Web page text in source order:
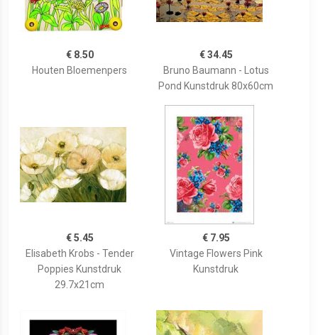
€ 8.50
Houten Bloemenpers
€ 34.45
Bruno Baumann - Lotus
Pond Kunstdruk 80x60cm
€ 5.45
Elisabeth Krobs - Tender
Poppies Kunstdruk
29.7x21cm
€ 7.95
Vintage Flowers Pink
Kunstdruk